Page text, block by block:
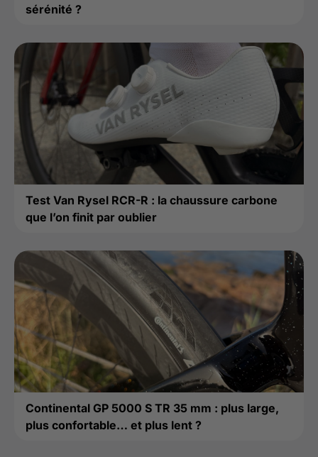
sérénité ?
Test Van Rysel RCR-R : la chaussure carbone
que l’on finit par oublier
Continental GP 5000 S TR 35 mm : plus large,
plus confortable… et plus lent ?